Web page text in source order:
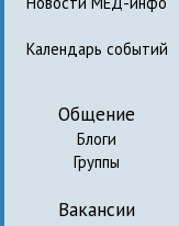
Календарь событий
Общение
Блоги
Группы
Вакансии